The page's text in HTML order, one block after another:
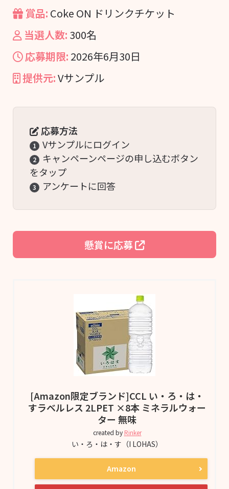
賞品: Coke ON ドリンクチケット
当選人数: 300名
応募期限: 2026年6月30日
提供元:Vサンプル
応募方法
1 Vサンプルにログイン
2
キャンペーンページの申し込むボタン
をタップ
3 アンケートに回答
懸賞に応募
[Amazon限定ブランド]CCL い・ろ・は・
すラベルレス 2LPET ×8本 ミネラルウォー
ター 無味
created by Rinker
い・ろ・は・す（I LOHAS）
Amazon